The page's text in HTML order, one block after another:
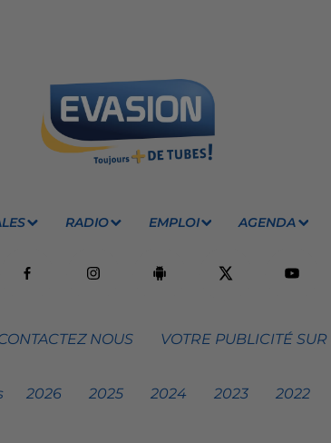
RADIO EMPLOI AGENDA
NOUS VOTRE PUBLICITÉ
2026 2025 2024 2023 2022